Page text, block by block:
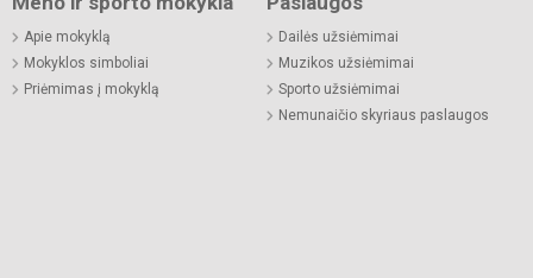
Apie mokyklą
Mokyklos simboliai
Priėmimas į mokyklą
Dailės užsiėmimai
Muzikos užsiėmimai
Sporto užsiėmimai
Nemunaičio skyriaus paslaugos